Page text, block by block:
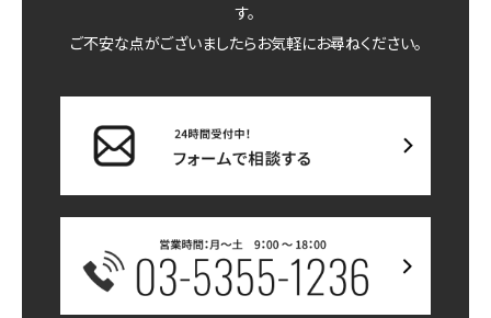
す。
ご不安な点がございましたらお気軽にお尋ねください。